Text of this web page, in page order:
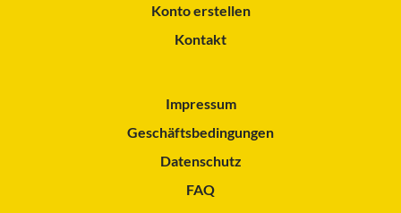
Konto erstellen
Kontakt
Impressum
Geschäftsbedingungen
Datenschutz
FAQ